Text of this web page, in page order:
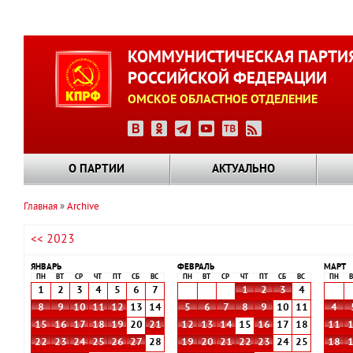
КОММУНИСТИЧЕСКАЯ
РОССИЙСКОЙ ФЕДЕРАЦИИ
ОМСКОЕ ОБЛАСТНОЕ ОТДЕЛЕНИЕ
О ПАРТИИ АКТУАЛЬНО
навигации
Главная Archive
<< 2023
ЯНВАРЬ
ПН ВТ СР ЧТ СБ ВС
1 2 3 4 5 6
7
8
9 10 11 12 13
14
15
16 17 18 19 20
21
22
23 24 25 26 27
28
ФЕВРАЛЬ
ПН ВТ СР ЧТ СБ ВС
1 2 3
4
5
6 7 8 9 10
11
12
13 14 15 16 17
18
19
20 21 22 23 24
25
МАРТ
ПН
4
11
18